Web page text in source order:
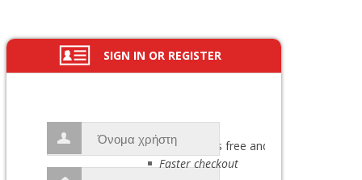
SIGN IN OR REGISTER
Registration is free and easy!
Faster checkout